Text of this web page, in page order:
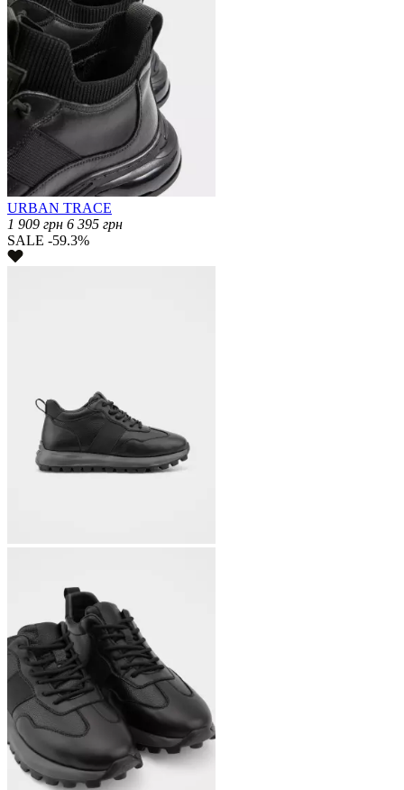
URBAN TRACE
1 909 грн 6 395 грн
SALE -59.3%